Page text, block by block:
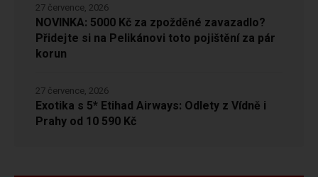
NOVINKA: 5000 Kč za zpožděné zavazadlo?
Přidejte si na Pelikánovi toto pojištění za pár
korun
27 července, 2026
Exotika s 5* Etihad Airways: Odlety z Vídně i
Prahy od 10 590 Kč
27 července, 2026